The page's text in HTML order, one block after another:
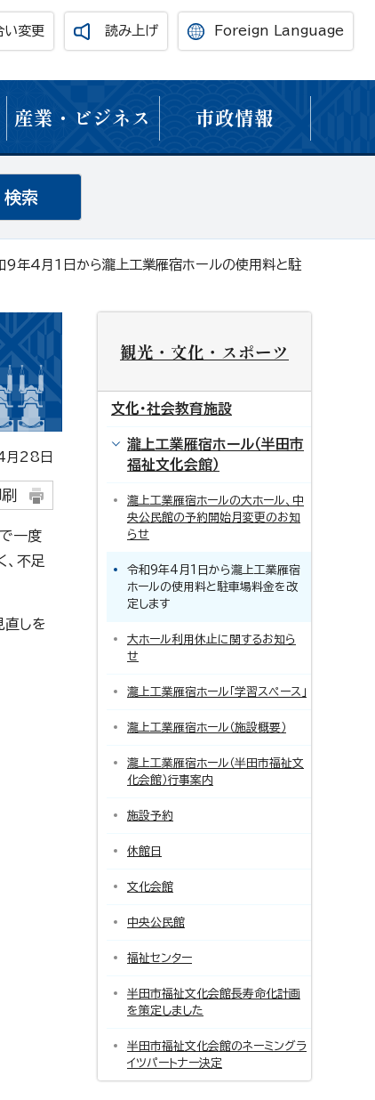
い変更 読み上げ Foreign Language
産業・ビジネス 市政情報
9年4月1日から瀧上工業雁宿ホールの使用料と駐
28日
一度
不足
直しを
観光・文化・スポーツ
文化・社会教育施設
瀧上工業雁宿ホール（半田市
福祉文化会館）
瀧上工業雁宿ホールの大ホール、中
央公民館の予約開始月変更のお知
らせ
令和9年4月1日から瀧上工業雁宿
ホールの使用料と駐車場料金を改
定します
大ホール利用休止に関するお知ら
せ
瀧上工業雁宿ホール「学習スぺース」
瀧上工業雁宿ホール（施設概要）
瀧上工業雁宿ホール（半田市福祉文
化会館）行事案内
施設予約
休館日
文化会館
中央公民館
福祉センター
半田市福祉文化会館長寿命化計画
を策定しました
半田市福祉文化会館のネーミングラ
イツパートナー決定